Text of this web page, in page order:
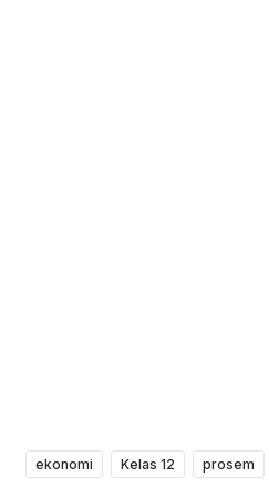
ekonomi Kelas 12 prosem